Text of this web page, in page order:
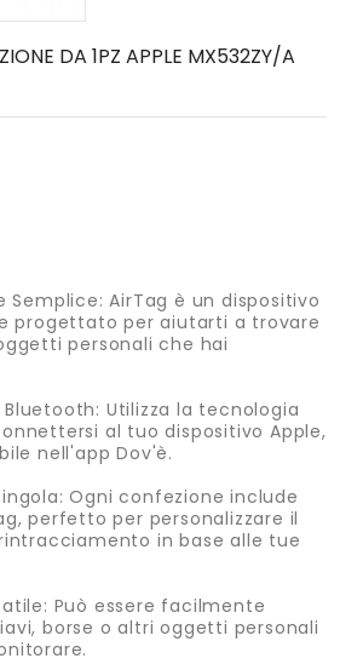
DA 1PZ APPLE MX532ZY/A
Semplice: AirTag è un dispositivo
progettato per aiutarti a trovare
personali che hai
Bluetooth: Utilizza la tecnologia
al tuo dispositivo Apple,
nell'app Dov'è.
Ogni confezione include
perfetto per personalizzare il
in base alle tue
Può essere facilmente
borse o altri oggetti personali